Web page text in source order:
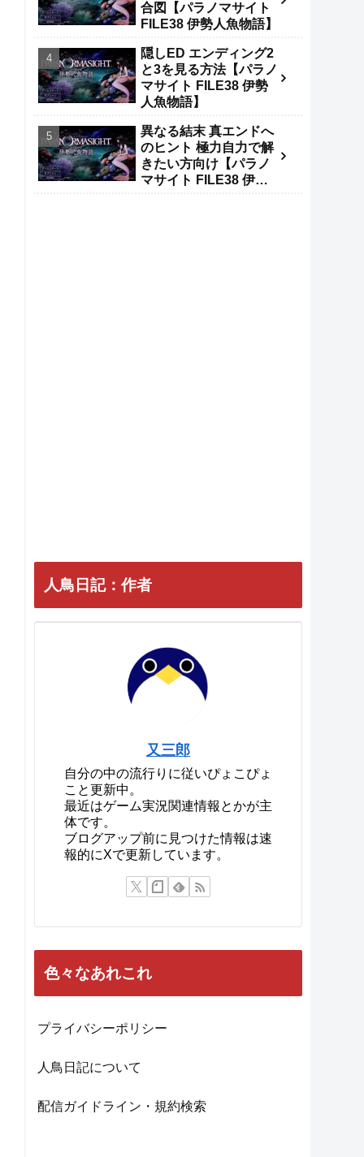
合図【パラノマサイト
FILE38 伊勢人魚物語】
隠しED エンディング2
と3を見る方法【パラノ
マサイト FILE38 伊勢
人魚物語】
異なる結末 真エンドへ
のヒント 極力自力で解
きたい方向け【パラノ
マサイト FILE38 伊勢
人鳥日記：作者
又三郎
自分の中の流行りに従いぴょこぴょ
こと更新中。
最近はゲーム実況関連情報とかが主
体です。
ブログアップ前に見つけた情報は速
報的にXで更新しています。
色々なあれこれ
プライバシーポリシー
人鳥日記について
配信ガイドライン・規約検索